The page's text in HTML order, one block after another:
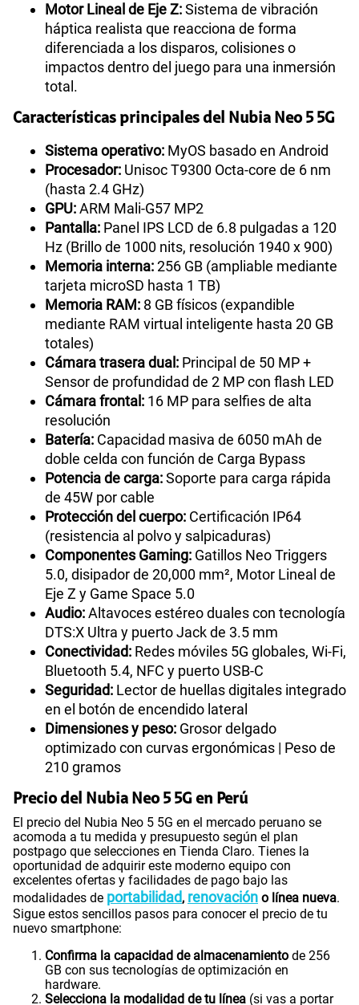
Motor Lineal de Eje Z:Sistema de vibración
háptica realista que reacciona de forma
diferenciada a los disparos, colisiones o
impactos dentro del juego para una inmersión
total.
Características principales del Nubia Neo 5 5G
Sistema operativo: MyOS basado en Android
Procesador: Unisoc T9300 Octa-core de 6 nm
(hasta 2.4 GHz)
GPU:ARM Mali-G57 MP2
Pantalla: Panel IPS LCD de 6.8 pulgadas a 120
Hz (Brillo de 1000 nits, resolución 1940 x 900)
Memoria interna:256 GB (ampliable mediante
tarjeta microSD hasta 1 TB)
Memoria RAM: 8 GB físicos (expandible
mediante RAM virtual inteligente hasta 20 GB
totales)
Cámara trasera dual: Principal de 50 MP +
Sensor de profundidad de 2 MP con flash LED
Cámara frontal: 16 MP para selfies de alta
resolución
Batería: Capacidad masiva de 6050 mAh de
doble celda con función de Carga Bypass
Potencia de carga:Soporte para carga rápida
de 45W por cable
Protección del cuerpo: Certificación IP64
(resistencia al polvo y salpicaduras)
Componentes Gaming: Gatillos Neo Triggers
5.0, disipador de 20,000 mm², Motor Lineal de
Eje Z y Game Space 5.0
Audio:Altavoces estéreo duales con tecnología
DTS:X Ultra y puerto Jack de 3.5 mm
Conectividad: Redes móviles 5G globales, Wi-Fi,
Bluetooth 5.4, NFC y puerto USB-C
Seguridad: Lector de huellas digitales integrado
en el botón de encendido lateral
Dimensiones y peso: Grosor delgado
optimizado con curvas ergonómicas | Peso de
210 gramos
Precio del Nubia Neo 5 5G en Perú
El precio del Nubia Neo 5 5G en el mercado peruano se
acomoda a tu medida y presupuesto según el plan
postpago que selecciones en Tienda Claro. Tienes la
oportunidad de adquirir este moderno equipo con
excelentes ofertas y facilidades de pago bajo las
modalidades de portabilidad, renovación o línea nueva.
Sigue estos sencillos pasos para conocer el precio de tu
nuevo smartphone:
Confirma la capacidad de almacenamiento de 256
GB con sus tecnologías de optimización en
hardware.
Selecciona la modalidad de tu línea (si vas a portar